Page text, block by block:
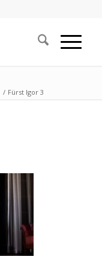
/ Fürst Igor 3